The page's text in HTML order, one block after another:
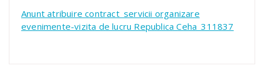
Anunt atribuire contract_servicii organizare
evenimente-vizita de lucru Republica Ceha_311837